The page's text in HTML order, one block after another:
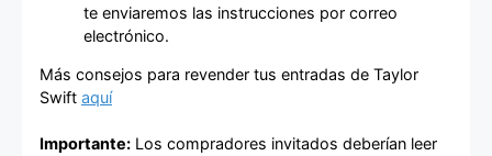
te enviaremos las instrucciones por correo
electrónico.
Más consejos para revender tus entradas de Taylor
Swift aquí
Importante: Los compradores invitados deberían leer